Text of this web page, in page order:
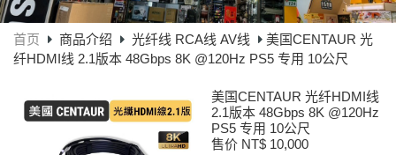
首页 商品介绍 光纤线 RCA线 AV线
美国CENTAUR 光
纤HDMI线 2.1版本 48Gbps 8K @120Hz PS5 专用 10公尺
美国CENTAUR 光纤HDMI线
2.1版本 48Gbps 8K @120Hz
PS5 专用 10公尺
售价 NT$ 10,000